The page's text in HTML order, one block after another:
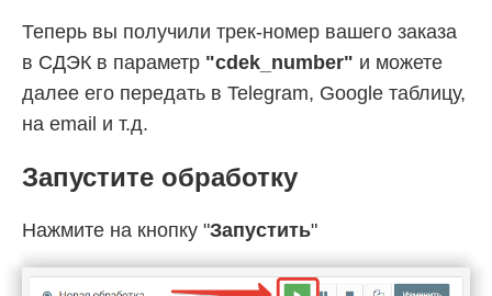
Теперь вы получили трек-номер вашего заказа
в СДЭК в параметр "cdek_number" и можете
далее его передать в Telegram, Google таблицу,
на email и т.д.
Запустите обработку
Нажмите на кнопку "Запустить"